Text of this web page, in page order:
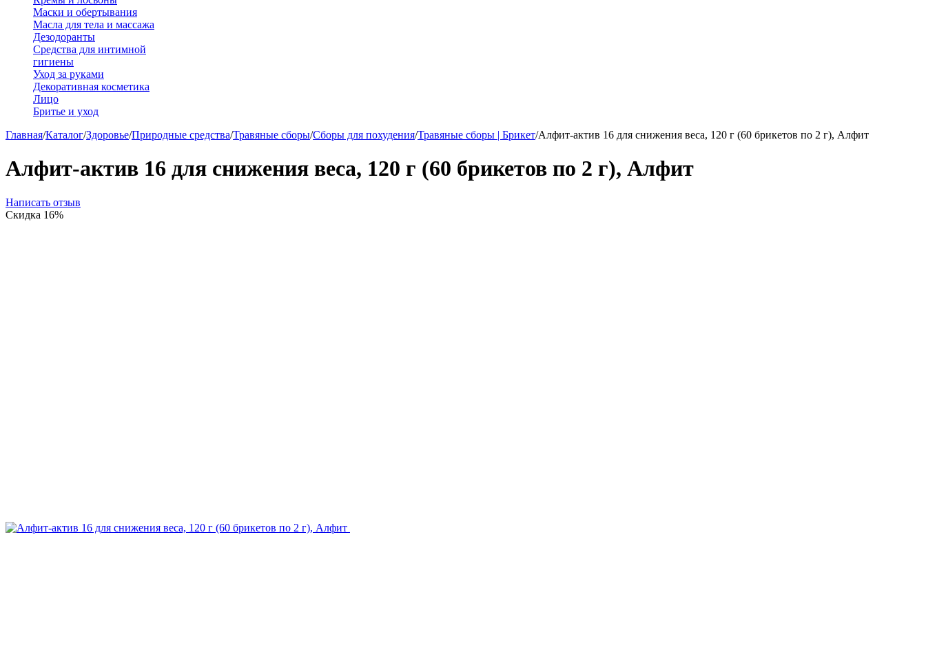
Маски и обертывания
Масла для тела и массажа
Дезодоранты
Средства для интимной
гигиены
Уход за руками
Декоративная косметика
Лицо
Бритье и уход
Главная/Каталог/Здоровье/Природные средства/Травяные сборы/Сборы для похудения/Травяные сборы | Брикет/Алфит-актив 16 для снижения веса, 120 г (60 брикетов по 2 г), Алфит
Алфит-актив 16 для снижения веса, 120 г (60 брикетов по 2 г), Алфит
Написать отзыв
Скидка 16%